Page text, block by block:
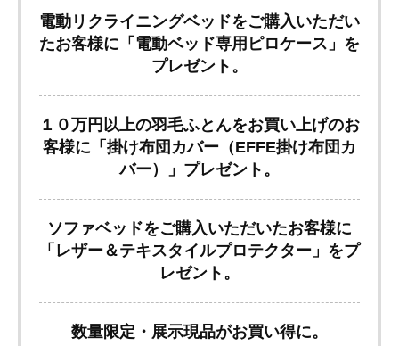
電動リクライニングベッドをご購入いただい
たお客様に「電動ベッド専用ピロケース」を
プレゼント。
１０万円以上の羽毛ふとんをお買い上げのお
客様に「掛け布団カバー（EFFE掛け布団カ
バー）」プレゼント。
ソファベッドをご購入いただいたお客様に
「レザー＆テキスタイルプロテクター」をプ
レゼント。
数量限定・展示現品がお買い得に。